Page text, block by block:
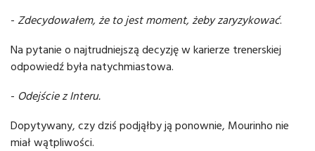
- Zdecydowałem, że to jest moment, żeby zaryzykować.
Na pytanie o najtrudniejszą decyzję w karierze trenerskiej
odpowiedź była natychmiastowa.
- Odejście z Interu.
Dopytywany, czy dziś podjąłby ją ponownie, Mourinho nie
miał wątpliwości.